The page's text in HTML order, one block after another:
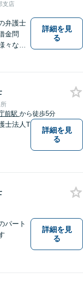
支店
弁護士
金問
々な問
詳細を見
る
前駅 から徒歩5分
士法人T
詳細を見
る
パート
詳細を見
る